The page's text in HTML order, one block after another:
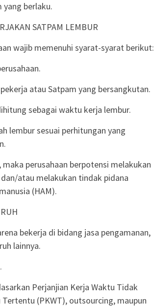
yang berlaku.
SATPAM LEMBUR
wajib memenuhi syarat-syarat berikut:
atau Satpam yang bersangkutan.
sebagai waktu kerja lembur.
lembur sesuai perhitungan yang
perusahaan berpotensi melakukan
atau melakukan tindak pidana
(HAM).
bekerja di bidang jasa pengamanan,
lainnya.
Perjanjian Kerja Waktu Tidak
(PKWT), outsourcing, maupun